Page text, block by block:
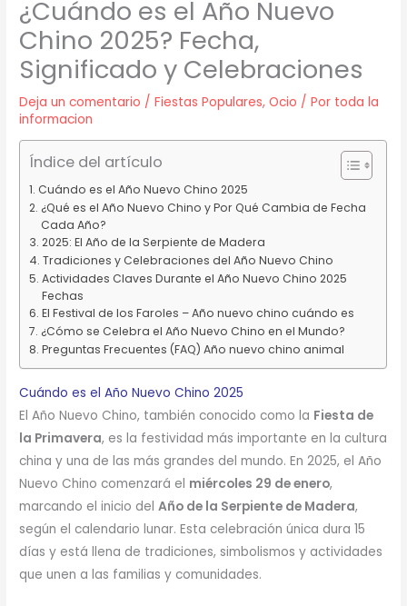
¿Cuándo es el Año Nuevo
Chino 2025? Fecha,
Significado y Celebraciones
Deja un comentario /Fiestas Populares,Ocio / Por toda la
informacion
Índice del artículo
Cuándo es el Año Nuevo Chino 2025
¿Qué es el Año Nuevo Chino y Por Qué Cambia de Fecha
Cada Año?
2025: El Año de la Serpiente de Madera
Tradiciones y Celebraciones del Año Nuevo Chino
Actividades Claves Durante el Año Nuevo Chino 2025
Fechas
El Festival de los Faroles – Año nuevo chino cuándo es
¿Cómo se Celebra el Año Nuevo Chino en el Mundo?
Preguntas Frecuentes (FAQ) Año nuevo chino animal
Cuándo es el Año Nuevo Chino 2025
El Año Nuevo Chino, también conocido como la Fiesta de
la Primavera, es la festividad más importante en la cultura
china y una de las más grandes del mundo. En 2025, el Año
Nuevo Chino comenzará el miércoles 29 de enero,
marcando el inicio delAño de la Serpiente de Madera,
según el calendario lunar. Esta celebración única dura 15
días y está llena de tradiciones, simbolismos y actividades
que unen a las familias y comunidades.